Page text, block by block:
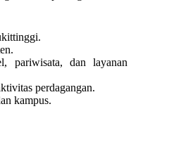
pariwisata, dan layanan
perdagangan.
kampus.